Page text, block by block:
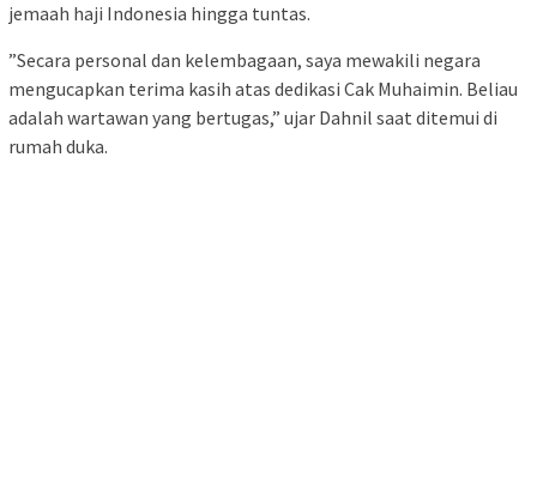
jemaah haji Indonesia hingga tuntas.
​”Secara personal dan kelembagaan, saya mewakili negara
mengucapkan terima kasih atas dedikasi Cak Muhaimin. Beliau
adalah wartawan yang bertugas,” ujar Dahnil saat ditemui di
rumah duka.